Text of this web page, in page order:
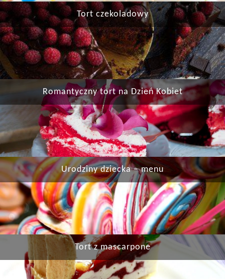
Tort czekoladowy
Romantyczny tort na Dzień Kobiet
Urodziny dziecka – menu
Tort z mascarpone